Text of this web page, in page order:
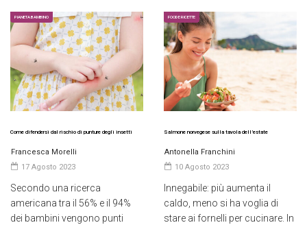
PIANETA BAMBINO
Come difendersi dal rischio di punture degli insetti
Francesca Morelli
17 Agosto 2023
Secondo una ricerca
americana tra il 56% e il 94%
dei bambini vengono punti
FOOD E RICETTE
Salmone norvegese sulla tavola dell’estate
Antonella Franchini
10 Agosto 2023
Innegabile: più aumenta il
caldo, meno si ha voglia di
stare ai fornelli per cucinare. In